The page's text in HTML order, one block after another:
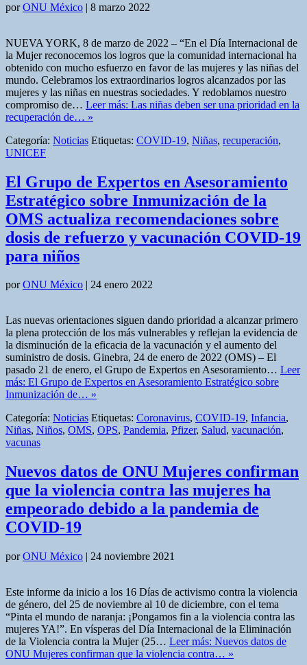
porONU México | 8 marzo 2022
NUEVA YORK, 8 de marzo de 2022 – “En el Día Internacional de
la Mujer reconocemos los logros que la comunidad internacional ha
obtenido con mucho esfuerzo en favor de las mujeres y las niñas del
mundo. Celebramos los extraordinarios logros alcanzados por las
mujeres y las niñas en nuestras sociedades. Y redoblamos nuestro
compromiso de… Leer más: Las niñas deben ser una prioridad en la
recuperación de… »
Categoría: Noticias Etiquetas: COVID-19, Niñas, recuperación,
UNICEF
El Grupo de Expertos en Asesoramiento
Estratégico sobre Inmunización de la
OMS actualiza recomendaciones sobre
dosis de refuerzo y vacunación COVID-19
para niños
porONU México | 24 enero 2022
Las nuevas orientaciones siguen dando prioridad a alcanzar primero
la plena protección de los más vulnerables y reflejan la evidencia de
la disminución de la eficacia de la vacunación y el aumento del
suministro de dosis. Ginebra, 24 de enero de 2022 (OMS) – El
pasado 21 de enero, el Grupo de Expertos en Asesoramiento… Leer
más: El Grupo de Expertos en Asesoramiento Estratégico sobre
Inmunización de… »
Categoría: Noticias Etiquetas: Coronavirus, COVID-19, Infancia,
Niñas, Niños, OMS, OPS, Pandemia, Pfizer, Salud, vacunación,
vacunas
Nuevos datos de ONU Mujeres confirman
que la violencia contra las mujeres ha
empeorado debido a la pandemia de
COVID-19
porONU México | 24 noviembre 2021
Este informe da inicio a los 16 Días de activismo contra la violencia
de género, del 25 de noviembre al 10 de diciembre, con el tema
“Pinta el mundo de naranja: ¡Pongamos fin a la violencia contra las
mujeres YA!”. En vísperas del Día Internacional de la Eliminación
de la Violencia contra la Mujer (25… Leer más: Nuevos datos de
ONU Mujeres confirman que la violencia contra… »